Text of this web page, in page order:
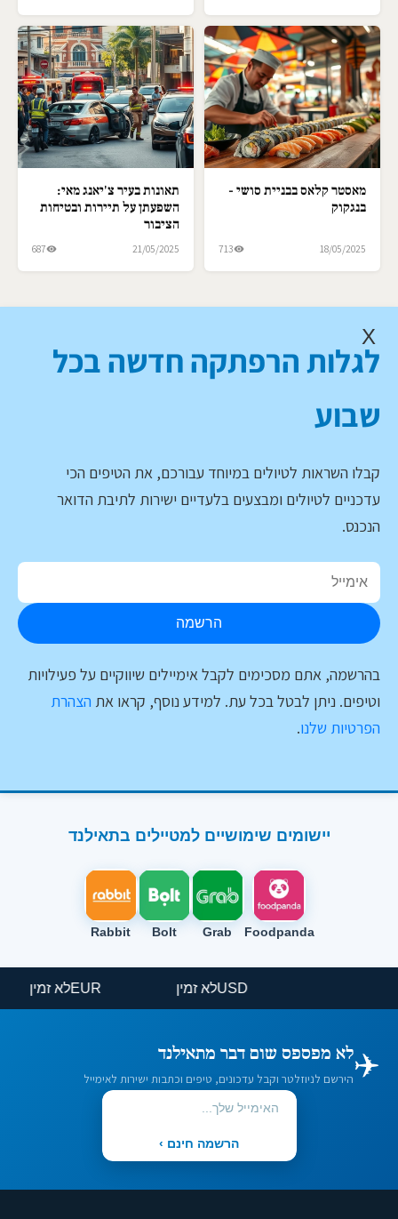
מאסטר קלאס בבניית סושי -
בנגקוק
18/05/2025
713
תאונות בעיר צ'יאנג מאי:
השפעתן על תיירות ובטיחות
הציבור
21/05/2025
687
X
לגלות הרפתקה חדשה בכל
שבוע
קבלו השראות לטיולים במיוחד עבורכם, את הטיפים הכי
עדכניים לטיולים ומבצעים בלעדיים ישירות לתיבת הדואר
הנכנס.
הרשמה
בהרשמה, אתם מסכימים לקבל אימיילים שיווקיים על פעילויות
וטיפים. ניתן לבטל בכל עת. למידע נוסף, קראו את הצהרת
הפרטיות שלנו.
יישומים שימושיים למטיילים בתאילנד
Foodpanda
Grab
Bolt
Rabbit
USDלא זמין EURלא זמין
✈️לא מפספס שום דבר מתאילנד
הירשם לניוזלטר וקבל עדכונים, טיפים וכתבות ישירות לאימייל
הרשמה חינם ›